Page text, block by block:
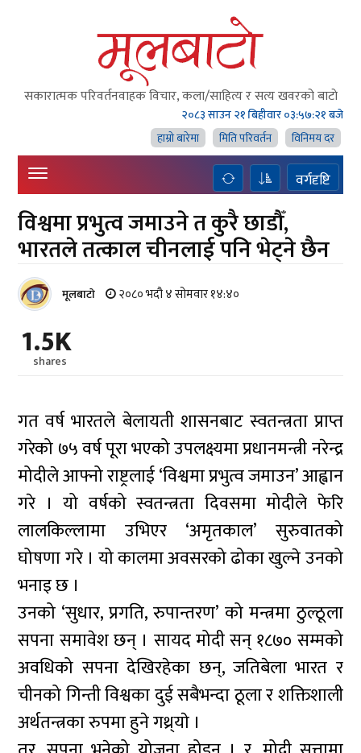
सकारात्मक परिवर्तनवाहक विचार, कला/साहित्य र सत्य खवरको बाटाे
२०८३ साउन २१ बिहीवार०३:५७:२२ बजे
हाम्राे बारेमा
मिति परिवर्तन विनिमय दर
वर्गदृष्टि
विश्वमा प्रभुत्व जमाउने त कुरै छाडौँ,
भारतले तत्काल चीनलाई पनि भेट्ने छैन
मूलबाटाे २०८० भदौ ४ सोमवार १४:४०
1.5K
shares
गत वर्ष भारतले बेलायती शासनबाट स्वतन्त्रता प्राप्त
गरेको ७५ वर्ष पूरा भएको उपलक्ष्यमा प्रधानमन्त्री नरेन्द्र
मोदीले आफ्नो राष्ट्रलाई ‘विश्वमा प्रभुत्व जमाउन’ आह्वान
गरे । यो वर्षको स्वतन्त्रता दिवसमा मोदीले फेरि
लालकिल्लामा उभिएर ‘अमृतकाल’ सुरुवातको
घोषणा गरे । यो कालमा अवसरको ढोका खुल्ने उनको
भनाइ छ ।
उनको ‘सुधार, प्रगति, रुपान्तरण’ को मन्त्रमा ठुल्ठूला
सपना समावेश छन् । सायद मोदी सन् १८७० सम्मको
अवधिको सपना देखिरहेका छन्, जतिबेला भारत र
चीनको गिन्ती विश्वका दुई सबैभन्दा ठूला र शक्तिशाली
अर्थतन्त्रका रुपमा हुने गथ्र्याे ।